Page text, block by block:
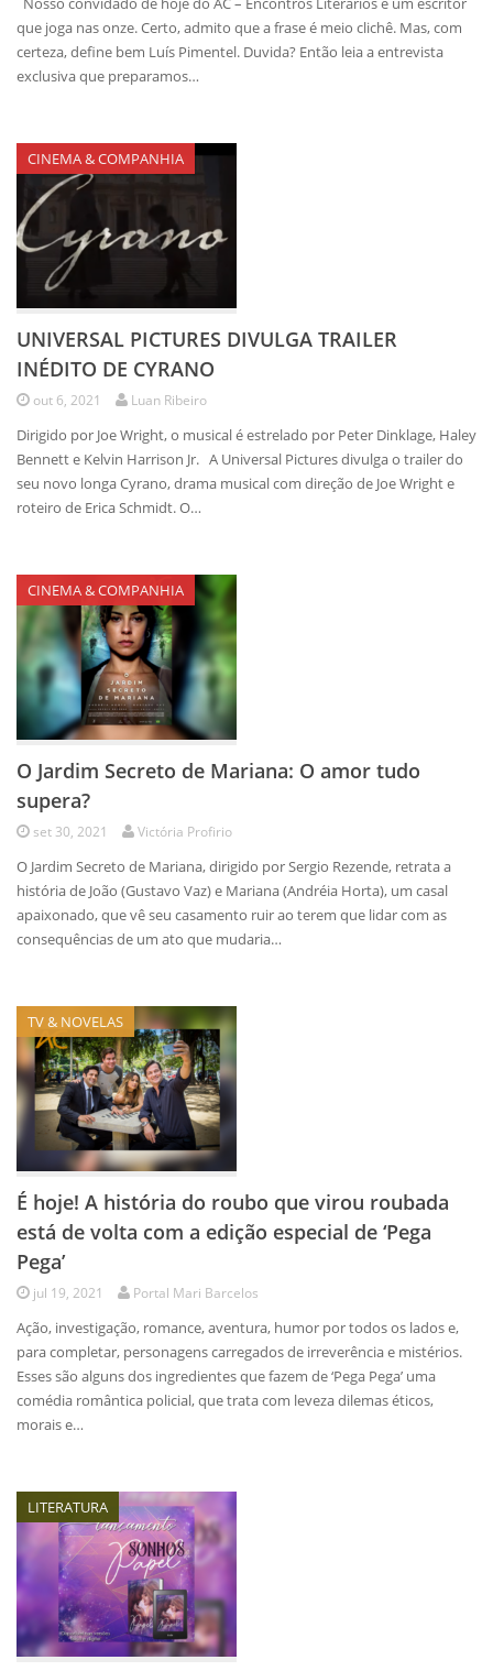
que joga nas onze. Certo, admito que a frase é meio clichê. Mas, com
certeza, define bem Luís Pimentel. Duvida? Então leia a entrevista
exclusiva que preparamos…
CINEMA & COMPANHIA
UNIVERSAL PICTURES DIVULGA TRAILER
INÉDITO DE CYRANO
out 6, 2021 Luan Ribeiro
Dirigido por Joe Wright, o musical é estrelado por Peter Dinklage, Haley
Bennett e Kelvin Harrison Jr. A Universal Pictures divulga o trailer do
seu novo longa Cyrano, drama musical com direção de Joe Wright e
roteiro de Erica Schmidt. O…
CINEMA & COMPANHIA
O Jardim Secreto de Mariana: O amor tudo
supera?
set 30, 2021 Victória Profirio
O Jardim Secreto de Mariana, dirigido por Sergio Rezende, retrata a
história de João (Gustavo Vaz) e Mariana (Andréia Horta), um casal
apaixonado, que vê seu casamento ruir ao terem que lidar com as
consequências de um ato que mudaria…
TV & NOVELAS
É hoje! A história do roubo que virou roubada
está de volta com a edição especial de ‘Pega
Pega’
jul 19, 2021 Portal Mari Barcelos
Ação, investigação, romance, aventura, humor por todos os lados e,
para completar, personagens carregados de irreverência e mistérios.
Esses são alguns dos ingredientes que fazem de ‘Pega Pega’ uma
comédia romântica policial, que trata com leveza dilemas éticos,
morais e…
LITERATURA